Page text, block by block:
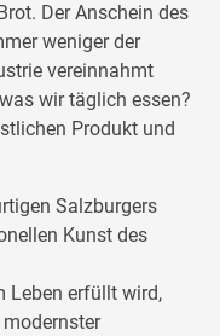
Der Anschein des
weniger der
vereinnahmt
wir täglich essen?
Produkt und
Salzburgers
Kunst des
Leben erfüllt wird,